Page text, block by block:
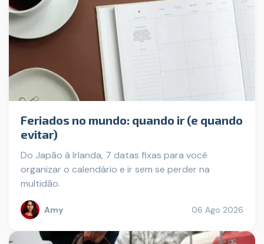
Feriados no mundo: quando ir (e quando
evitar)
Do Japão à Irlanda, 7 datas fixas para você
organizar o calendário e ir sem se perder na
multidão.
Amy 06 Ago 2026